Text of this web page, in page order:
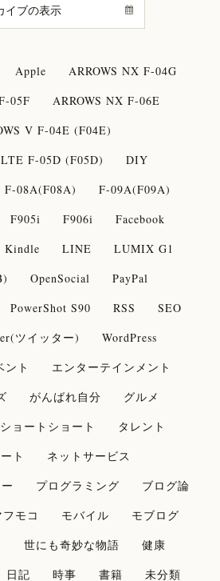
Apple
ARROWS NX F-04G
05F
ARROWS NX F-06E
V F-04E (F04E)
F-05D (F05D)
DIY
F-08A(F08A)
F-09A(F09A)
F905i F906i
Facebook
Kindle LINE
LUMIX G1
OpenSocial
PayPal
PowerShot S90 RSS
SEO
ツイッター)
WordPress
ント
エンターテインメント
がんばれ自分
グルメ
ショートショート
タレント
ト
ネットサービス
プログラミング
ブログ論
フモコ モバイル
モブログ
世にも奇妙な物語
健康
日記 時事 書籍 未分類